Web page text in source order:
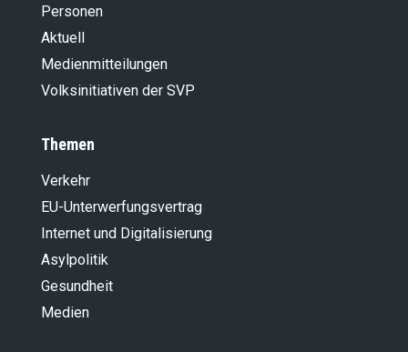
Personen
Aktuell
Medienmitteilungen
Volksinitiativen der SVP
Themen
Verkehr
EU-Unterwerfungsvertrag
Internet und Digitalisierung
Asylpolitik
Gesundheit
Medien